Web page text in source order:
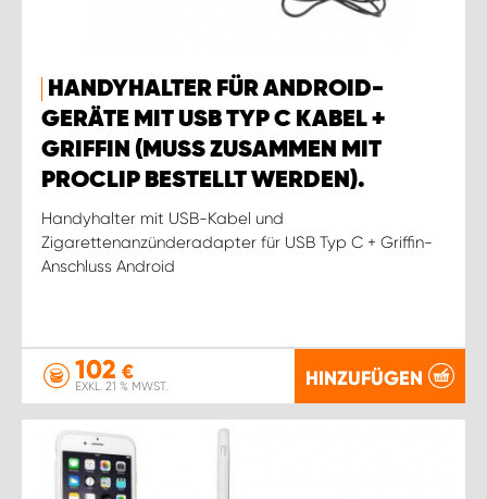
HANDYHALTER FÜR ANDROID-
GERÄTE MIT USB TYP C KABEL +
GRIFFIN (MUSS ZUSAMMEN MIT
PROCLIP BESTELLT WERDEN).
Handyhalter mit USB-Kabel und
Zigarettenanzünderadapter für USB Typ C + Griffin-
Anschluss Android
102 €
EXKL. 21 % MWST. HINZUFÜGEN